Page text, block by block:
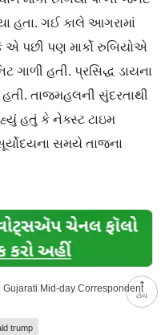
ટોચ
હતા. ગઈ કાલે આગરામાં
એ પછી પણ માર્કો રુબિયોએ
ગાળી હતી. પ્રસિદ્ધ ડાયના
તાજમહલની સુંદરતાથી
હતું કે નેક્સ્ટ ટાઇમ
સમયે તાજના
Gujarati Mid-day Correspondent
trump